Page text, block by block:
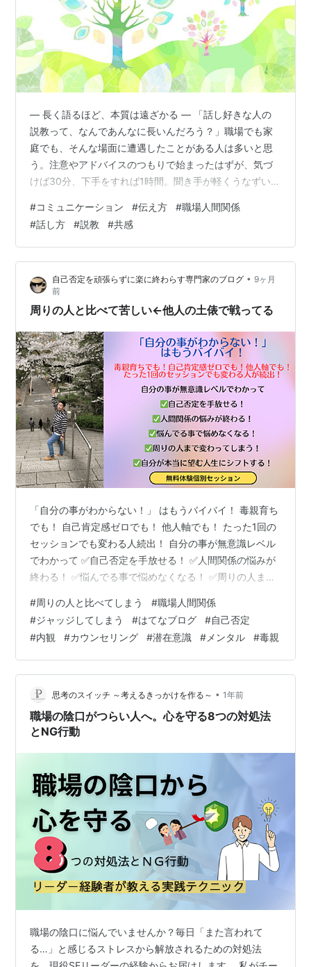
― 長く語るほど、本質は遠ざかる ― 「話し好きな人の
説教って、なんであんなに長いんだろう？」職場でも家
庭でも、そんな場面に遭遇したことがある人は多いと思
う。注意やアドバイスのつもりで始まったはずが、気づ
けば30分、下手をすれば1時間。聞き手が軽くうなずいて
と、また始まる。――もう、その“いいか”を何回聞いたこ
とか。 話し好きな人ほど、自分の言葉で世界を整理した
がる。だから話しているうちに、気分が乗ってくる。そ
して、言いたかったことからどんどん離れていく。 最初
は「注意」だったのに、途中から「昔話」になり、気づ
けば「自分語り」に変わり、最後は「愚…
#コミュニケーション #伝え方 #職場人間関係
#話し方 #説教 #共感
自己否定を頑張らずに楽に終わらす専門家のブログ • 9ヶ月
前
周りの人と比べて苦しい←他人の土俵で戦ってる
「自分の事がわからない！」 はもうバイバイ！ 毒親育ち
でも！ 自己肯定感ゼロでも！ 他人軸でも！ たった1回の
セッションでも変わる人続出！ 自分の事が無意識レベル
でわかって ✅自己否定を手放せる！ ✅人間関係の悩みが
終わる！ ✅悩んでる事で悩めなくなる！ ✅周りの人まで
る！ 無料体験個別セッション 『「自分の事がわからな
い！」 はもうバイバイ！』自分から好かれる私になる！
他人からも好かれる私になる！自分も周りも心の底から
笑えるようになる！笑う安心感マシマシコーチmatuで
す！ matuのプロフィール…ameblo.jp ↑↑↑ 43年間コン
プレ…
#周りの人と比べてしまう #職場人間関係
#ジャッジしてしまう #はてなブログ #自己否定
#内観 #カウンセリング #潜在意識 #メンタル #毒親
思考のスイッチ ～考えるきっかけを作る～ • 1年前
職場の陰口がつらい人へ。心を守る8つの対処法
とNG行動
職場の陰口に悩んでいませんか？毎日「また言われて
る…」と感じるストレスから解放されるための対処法